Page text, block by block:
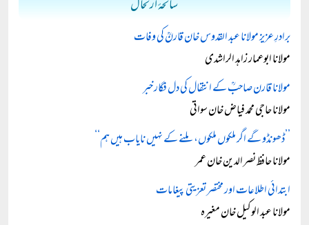
سانحۂ ارتحال
برادرِ عزیز مولانا عبد القدوس خان قارنؒ کی وفات
مولانا ابوعمار زاہد الراشدی
مولانا قارن صاحبؒ کے انتقال کی دل فگار خبر
مولانا حاجی محمد فیاض خان سواتی
’’ڈھونڈو گے اگر ملکوں ملکوں، ملنے کے نہیں نایاب ہیں ہم‘‘
مولانا حافظ نصر الدین خان عمر
ابتدائی اطلاعات اور مختصر تعزیتی پیغامات
مولانا عبد الوکیل خان مغیرہ